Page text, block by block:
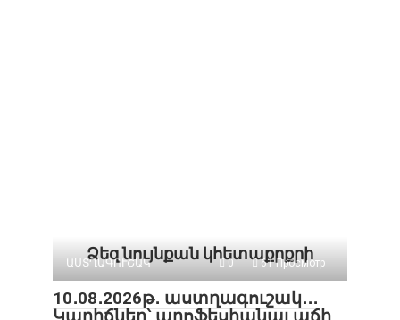
Ձեզ նույնքան կհետաքրքրի
ԱՍՏՂԱԳՈՒՇԱԿ 0 61 Просмотр
10․08․2026թ․ աստղագուշակ․․․